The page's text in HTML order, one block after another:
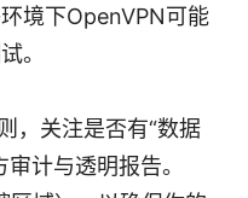
境下OpenVPN可能
。
，关注是否有“数据
计与透明报告。